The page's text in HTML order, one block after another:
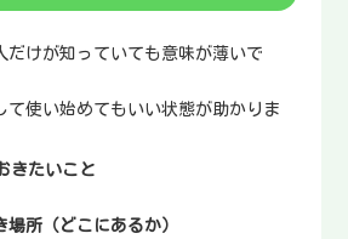
だけが知っていても意味が薄いで
て使い始めてもいい状態が助かりま
きたいこと
場所（どこにあるか）